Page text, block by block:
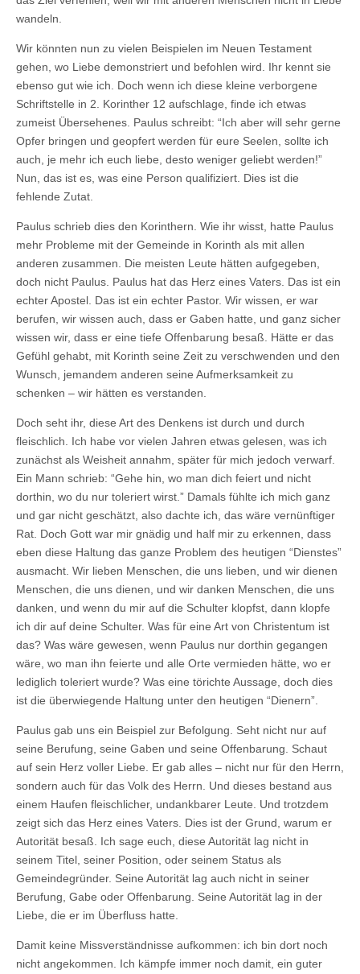
wandeln.
Wir könnten nun zu vielen Beispielen im Neuen Testament
gehen, wo Liebe demonstriert und befohlen wird. Ihr kennt sie
ebenso gut wie ich. Doch wenn ich diese kleine verborgene
Schriftstelle in 2. Korinther 12 aufschlage, finde ich etwas
zumeist Übersehenes. Paulus schreibt: “Ich aber will sehr gerne
Opfer bringen und geopfert werden für eure Seelen, sollte ich
auch, je mehr ich euch liebe, desto weniger geliebt werden!”
Nun, das ist es, was eine Person qualifiziert. Dies ist die
fehlende Zutat.
Paulus schrieb dies den Korinthern. Wie ihr wisst, hatte Paulus
mehr Probleme mit der Gemeinde in Korinth als mit allen
anderen zusammen. Die meisten Leute hätten aufgegeben,
doch nicht Paulus. Paulus hat das Herz eines Vaters. Das ist ein
echter Apostel. Das ist ein echter Pastor. Wir wissen, er war
berufen, wir wissen auch, dass er Gaben hatte, und ganz sicher
wissen wir, dass er eine tiefe Offenbarung besaß. Hätte er das
Gefühl gehabt, mit Korinth seine Zeit zu verschwenden und den
Wunsch, jemandem anderen seine Aufmerksamkeit zu
schenken – wir hätten es verstanden.
Doch seht ihr, diese Art des Denkens ist durch und durch
fleischlich. Ich habe vor vielen Jahren etwas gelesen, was ich
zunächst als Weisheit annahm, später für mich jedoch verwarf.
Ein Mann schrieb: “Gehe hin, wo man dich feiert und nicht
dorthin, wo du nur toleriert wirst.” Damals fühlte ich mich ganz
und gar nicht geschätzt, also dachte ich, das wäre vernünftiger
Rat. Doch Gott war mir gnädig und half mir zu erkennen, dass
eben diese Haltung das ganze Problem des heutigen “Dienstes”
ausmacht. Wir lieben Menschen, die uns lieben, und wir dienen
Menschen, die uns dienen, und wir danken Menschen, die uns
danken, und wenn du mir auf die Schulter klopfst, dann klopfe
ich dir auf deine Schulter. Was für eine Art von Christentum ist
das? Was wäre gewesen, wenn Paulus nur dorthin gegangen
wäre, wo man ihn feierte und alle Orte vermieden hätte, wo er
lediglich toleriert wurde? Was eine törichte Aussage, doch dies
ist die überwiegende Haltung unter den heutigen “Dienern”.
Paulus gab uns ein Beispiel zur Befolgung. Seht nicht nur auf
seine Berufung, seine Gaben und seine Offenbarung. Schaut
auf sein Herz voller Liebe. Er gab alles – nicht nur für den Herrn,
sondern auch für das Volk des Herrn. Und dieses bestand aus
einem Haufen fleischlicher, undankbarer Leute. Und trotzdem
zeigt sich das Herz eines Vaters. Dies ist der Grund, warum er
Autorität besaß. Ich sage euch, diese Autorität lag nicht in
seinem Titel, seiner Position, oder seinem Status als
Gemeindegründer. Seine Autorität lag auch nicht in seiner
Berufung, Gabe oder Offenbarung. Seine Autorität lag in der
Liebe, die er im Überfluss hatte.
Damit keine Missverständnisse aufkommen: ich bin dort noch
nicht angekommen. Ich kämpfe immer noch damit, ein guter